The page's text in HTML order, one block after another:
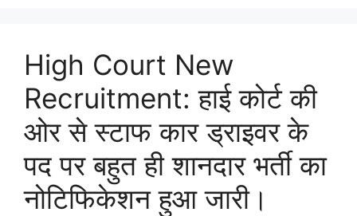
High Court New
Recruitment: हाई कोर्ट की
ओर से स्टाफ कार ड्राइवर के
पद पर बहुत ही शानदार भर्ती का
नोटिफिकेशन हुआ जारी।